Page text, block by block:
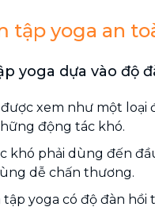
tập yoga an
yoga dựa vào độ
xem như một loại
động tác khó.
khó phải dùng đến
dễ chấn thương.
tập yoga có độ đàn